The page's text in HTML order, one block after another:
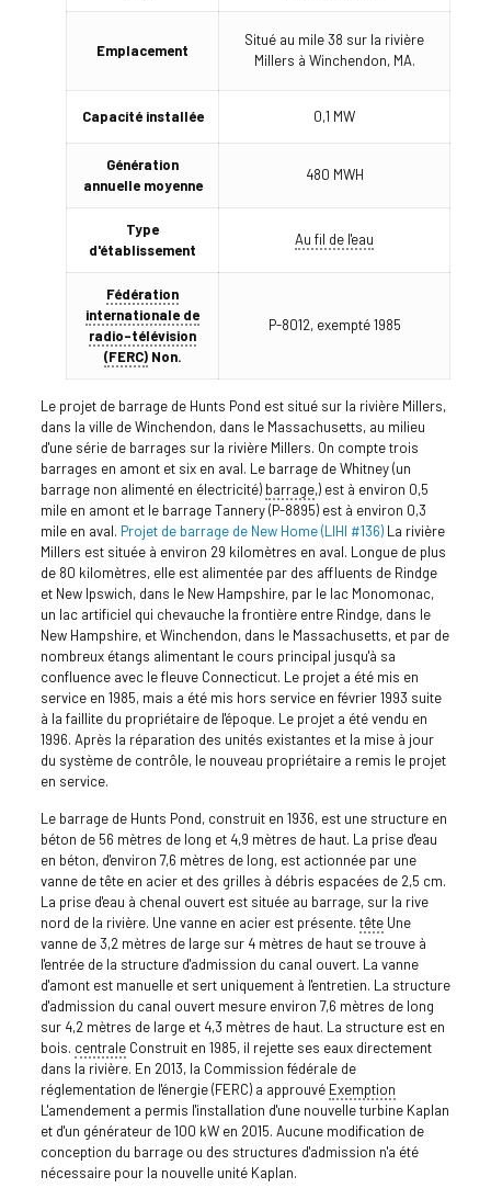
Emplacement
Situé au mile 38 sur la rivière
Millers à Winchendon, MA.
Capacité installée 0,1 MW
Génération
annuelle moyenne
480 MWH
Type
d'établissement
Au fil de l'eau
Fédération
internationale de
radio-télévision
(FERC)Non.
P-8012, exempté 1985
Le projet de barrage de Hunts Pond est situé sur la rivière Millers,
dans la ville de Winchendon, dans le Massachusetts, au milieu
d'une série de barrages sur la rivière Millers. On compte trois
barrages en amont et six en aval. Le barrage de Whitney (un
barrage non alimenté en électricité) barrage,) est à environ 0,5
mile en amont et le barrage Tannery (P-8895) est à environ 0,3
mile en aval. Projet de barrage de New Home (LIHI #136)La rivière
Millers est située à environ 29 kilomètres en aval. Longue de plus
de 80 kilomètres, elle est alimentée par des affluents de Rindge
et New Ipswich, dans le New Hampshire, par le lac Monomonac,
un lac artificiel qui chevauche la frontière entre Rindge, dans le
New Hampshire, et Winchendon, dans le Massachusetts, et par de
nombreux étangs alimentant le cours principal jusqu'à sa
confluence avec le fleuve Connecticut. Le projet a été mis en
service en 1985, mais a été mis hors service en février 1993 suite
à la faillite du propriétaire de l'époque. Le projet a été vendu en
1996. Après la réparation des unités existantes et la mise à jour
du système de contrôle, le nouveau propriétaire a remis le projet
en service.
Le barrage de Hunts Pond, construit en 1936, est une structure en
béton de 56 mètres de long et 4,9 mètres de haut. La prise d'eau
en béton, d'environ 7,6 mètres de long, est actionnée par une
vanne de tête en acier et des grilles à débris espacées de 2,5 cm.
La prise d'eau à chenal ouvert est située au barrage, sur la rive
nord de la rivière. Une vanne en acier est présente. têteUne
vanne de 3,2 mètres de large sur 4 mètres de haut se trouve à
l'entrée de la structure d'admission du canal ouvert. La vanne
d'amont est manuelle et sert uniquement à l'entretien. La structure
d'admission du canal ouvert mesure environ 7,6 mètres de long
sur 4,2 mètres de large et 4,3 mètres de haut. La structure est en
bois. centraleConstruit en 1985, il rejette ses eaux directement
dans la rivière. En 2013, la Commission fédérale de
réglementation de l'énergie (FERC) a approuvé Exemption
L'amendement a permis l'installation d'une nouvelle turbine Kaplan
et d'un générateur de 100 kW en 2015. Aucune modification de
conception du barrage ou des structures d'admission n'a été
nécessaire pour la nouvelle unité Kaplan.